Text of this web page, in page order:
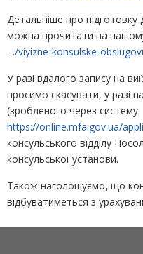
Детальніше про підготовку
можна прочитати на
…/viyizne-konsulske-
У разі вдалого запису на
просимо скасувати, у разі
(зробленого через систему
https://online.mfa.gov.ua/
консульського відділу
консульської установи.
Також наголошуємо, що
відбуватиметься з